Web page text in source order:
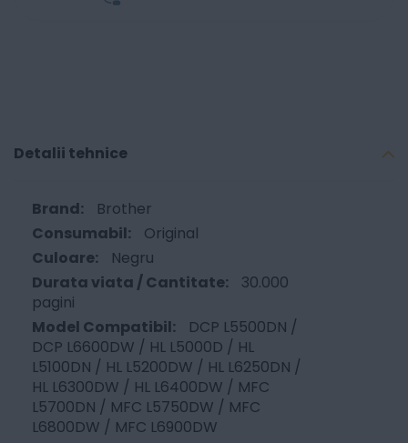
Detalii tehnice
Brother
Original
Negru
30.000
pagini
DCP L5500DN /
DCP L6600DW / HL L5000D / HL
L5100DN / HL L5200DW / HL L6250DN /
HL L6300DW / HL L6400DW / MFC
L5700DN / MFC L5750DW / MFC
L6800DW / MFC L6900DW